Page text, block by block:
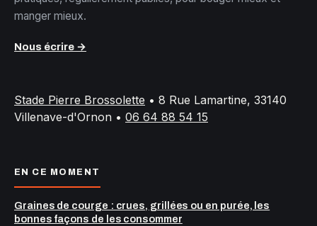
manger mieux.
Nous écrire →
Stade Pierre Brossolette • 8 Rue Lamartine, 33140
Villenave-d'Ornon • 06 64 88 54 15
EN CE MOMENT
Graines de courge : crues, grillées ou en purée, les
bonnes façons de les consommer